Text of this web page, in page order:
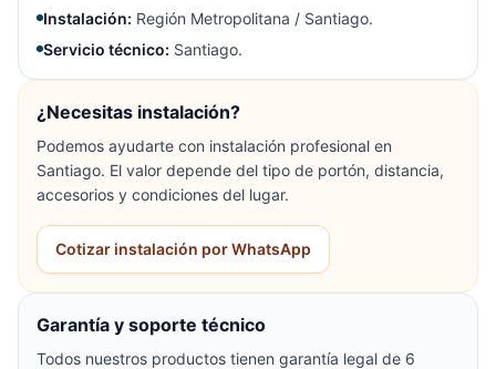
Instalación: Región Metropolitana / Santiago.
Servicio técnico: Santiago.
¿Necesitas instalación?
Podemos ayudarte con instalación profesional en
Santiago. El valor depende del tipo de portón, distancia,
accesorios y condiciones del lugar.
Cotizar instalación por WhatsApp
Garantía y soporte técnico
Todos nuestros productos tienen garantía legal de 6